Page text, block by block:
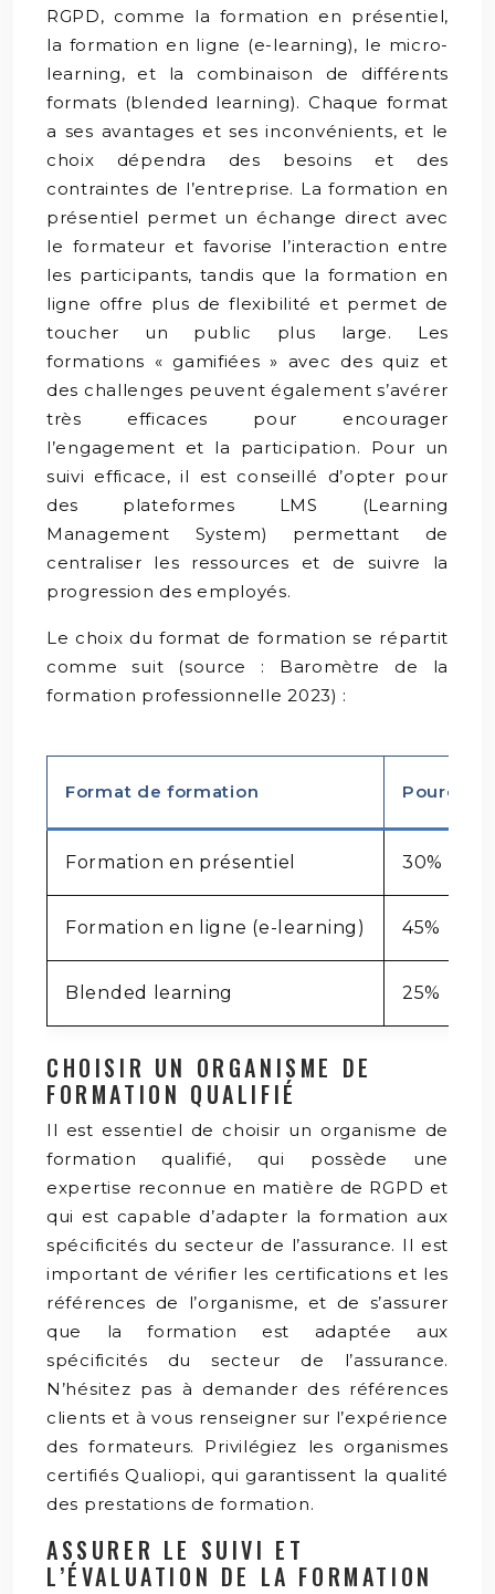
RGPD, comme la formation en présentiel,
la formation en ligne (e-learning), le micro-
learning, et la combinaison de différents
formats (blended learning). Chaque format
a ses avantages et ses inconvénients, et le
choix dépendra des besoins et des
contraintes de l’entreprise. La formation en
présentiel permet un échange direct avec
le formateur et favorise l’interaction entre
les participants, tandis que la formation en
ligne offre plus de flexibilité et permet de
toucher un public plus large. Les
formations « gamifiées » avec des quiz et
des challenges peuvent également s’avérer
très efficaces pour encourager
l’engagement et la participation. Pour un
suivi efficace, il est conseillé d’opter pour
des plateformes LMS (Learning
Management System) permettant de
centraliser les ressources et de suivre la
progression des employés.
Le choix du format de formation se répartit
comme suit (source : Baromètre de la
formation professionnelle 2023) :
Format de formation
Formation en présentiel 30%
Formation en ligne (e-learning) 45%
Blended learning 25%
CHOISIR UN ORGANISME DE
FORMATION QUALIFIÉ
Il est essentiel de choisir un organisme de
formation qualifié, qui possède une
expertise reconnue en matière de RGPD et
qui est capable d’adapter la formation aux
spécificités du secteur de l’assurance. Il est
important de vérifier les certifications et les
références de l’organisme, et de s’assurer
que la formation est adaptée aux
spécificités du secteur de l’assurance.
N’hésitez pas à demander des références
clients et à vous renseigner sur l’expérience
des formateurs. Privilégiez les organismes
certifiés Qualiopi, qui garantissent la qualité
des prestations de formation.
ASSURER LE SUIVI ET
L’ÉVALUATION DE LA FORMATION